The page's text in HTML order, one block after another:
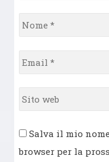
Nome
*
Email
*
Sito
web
Salva il mio
browser per la